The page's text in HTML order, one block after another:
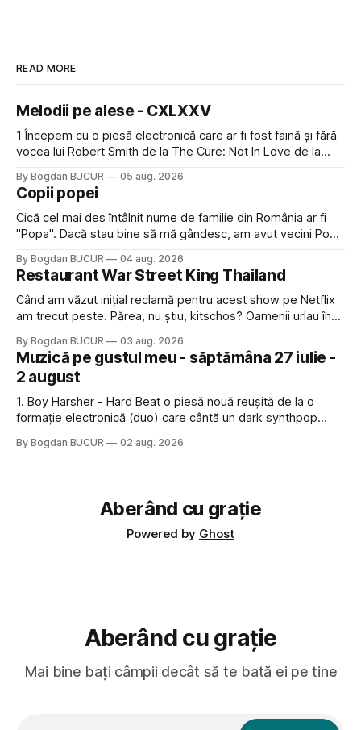
READ MORE
Melodii pe alese - CXLXXV
1 Începem cu o piesă electronică care ar fi fost faină și fără
vocea lui Robert Smith de la The Cure: Not In Love de la
a dovedit că jumătatea masculină a acelui duo era cam
dubioasă...) 2. Băgăm la
By Bogdan BUCUR 05 aug. 2026
Copii popei
Cică cel mai des întâlnit nume de familie din România ar fi
"Popa". Dacă stau bine să mă gândesc, am avut vecini Popa
Dexonline spune de etimologia termenului de popă că ar
veni din slava veche, popŭ,
By Bogdan BUCUR 04 aug. 2026
Restaurant War Street King Thailand
Când am văzut inițial reclamă pentru acest show pe Netflix
am trecut peste. Părea, nu știu, kitschos? Oamenii urlau în
fine dining din alte show-uri... așa că am zis pas. Apoi ceva,
poate plictiseala sau lipsa de alternative pe
By Bogdan BUCUR 03 aug. 2026
Muzică pe gustul meu - săptămâna 27 iulie -
2 august
1. Boy Harsher - Hard Beat o piesă nouă reușită de la o
formație electronică (duo) care cântă un dark synthpop
Architect (Instrumental) mi s-a făcut dor de albumele
By Bogdan BUCUR 02 aug. 2026
Aberând cu grație
Powered by Ghost
Aberând cu grație
Mai bine bați câmpii decât să te bată ei pe tine